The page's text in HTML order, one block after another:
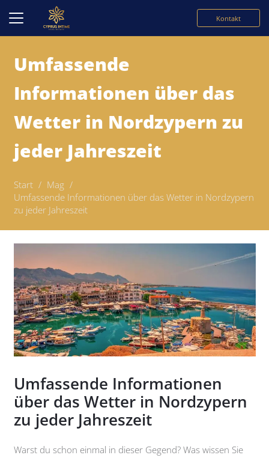
Kontakt
Umfassende
Informationen über das
Wetter in Nordzypern zu
jeder Jahreszeit
Start / Mag /
Umfassende Informationen über das Wetter in Nordzypern
zu jeder Jahreszeit
Umfassende Informationen
über das Wetter in Nordzypern
zu jeder Jahreszeit
Warst du schon einmal in dieser Gegend? Was wissen Sie